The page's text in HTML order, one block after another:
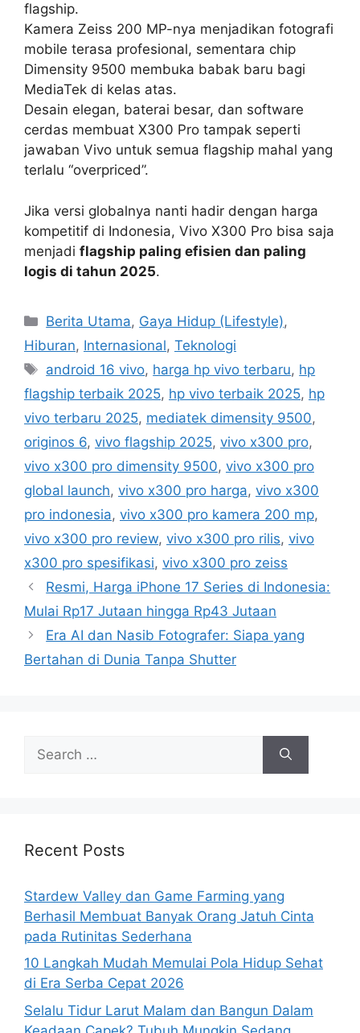
flagship.
Kamera Zeiss 200 MP-nya menjadikan fotografi
mobile terasa profesional, sementara chip
Dimensity 9500 membuka babak baru bagi
MediaTek di kelas atas.
Desain elegan, baterai besar, dan software
cerdas membuat X300 Pro tampak seperti
jawaban Vivo untuk semua flagship mahal yang
terlalu “overpriced”.
Jika versi globalnya nanti hadir dengan harga
kompetitif di Indonesia, Vivo X300 Pro bisa saja
menjadi flagship paling efisien dan paling
logis di tahun 2025.
C
e
g
o
r
s
Berita Utama, Gaya Hidup (Lifestyle),
Hiburan, Internasional, Teknologi
T
g
s
android 16 vivo, harga hp vivo terbaru, hp
flagship terbaik 2025, hp vivo terbaik 2025, hp
vivo terbaru 2025, mediatek dimensity 9500,
originos 6, vivo flagship 2025, vivo x300 pro,
vivo x300 pro dimensity 9500, vivo x300 pro
global launch, vivo x300 pro harga, vivo x300
pro indonesia, vivo x300 pro kamera 200 mp,
vivo x300 pro review, vivo x300 pro rilis, vivo
x300 pro spesifikasi, vivo x300 pro zeiss
Resmi, Harga iPhone 17 Series di Indonesia:
Mulai Rp17 Jutaan hingga Rp43 Jutaan
Era AI dan Nasib Fotografer: Siapa yang
Bertahan di Dunia Tanpa Shutter
h
r
:
Recent Posts
Stardew Valley dan Game Farming yang
Berhasil Membuat Banyak Orang Jatuh Cinta
pada Rutinitas Sederhana
10 Langkah Mudah Memulai Pola Hidup Sehat
di Era Serba Cepat 2026
Selalu Tidur Larut Malam dan Bangun Dalam